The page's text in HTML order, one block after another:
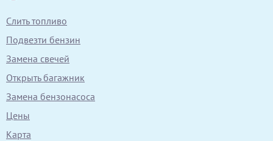
Слить топливо
Подвезти бензин
Замена свечей
Открыть багажник
Замена бензонасоса
Цены
Карта